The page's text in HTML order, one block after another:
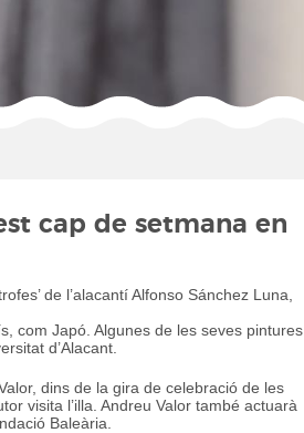
cap de setmana en
de l’alacantí Alfonso Sánchez Luna,
com Japó. Algunes de les seves pintures
d’Alacant.
dins de la gira de celebració de les
visita l’illa. Andreu Valor també actuarà
Baleària.